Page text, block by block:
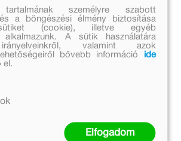
Kosárba
tartalmának személyre szabott
a böngészési élmény biztosítása
(cookie), illetve egyéb
alkalmazunk. A sütik használatára
valamint azok
bővebb információ
ide
el.
Elfogadom